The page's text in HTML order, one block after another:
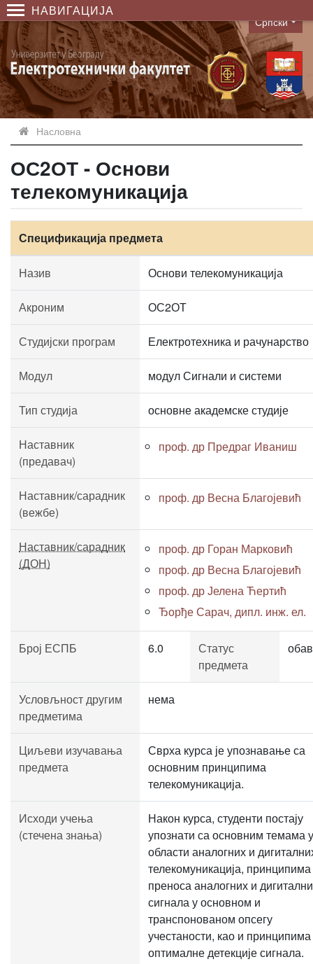
НАВИГАЦИЈА
Language
Српски
Насловна
ОС2ОТ - Основи
телекомуникација
Спецификација предмета
Назив Основи телекомуникација
Акроним ОС2ОТ
Студијски програм Електротехника и рачунарство
Модул модул Сигнали и системи
Тип студија основне академске студије
Наставник
(предавач)
проф. др Предраг Иваниш
Наставник/сарадник
(вежбе)
проф. др Весна Благојевић
Наставник/сарадник
(ДОН)
проф. др Горан Марковић
проф. др Весна Благојевић
проф. др Јелена Ћертић
Ђорђе Сарач, дипл. инж. ел.
Број ЕСПБ 6.0
Статус
предмета
Условљност другим
предметима
нема
Циљеви изучавања
предмета
Сврха курса је упознавање са
основним принципима
телекомуникација.
Исходи учења
(стечена знања)
Након курса, студенти постају
упознати са основним темама у
области аналогних и
телекомуникација, принципима
преноса аналогних и
сигнала у основном и
транспонованом опсегу
учестаности, као и принципима
оптималне детекције сигнала.